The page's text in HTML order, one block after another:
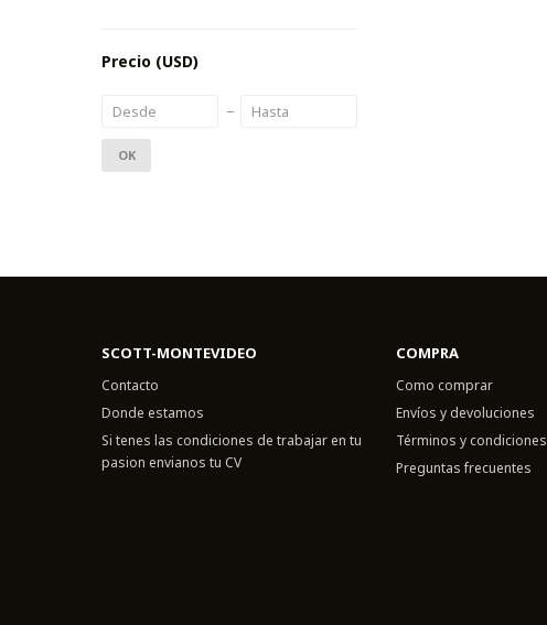
Precio (USD)
OK
SCOTT-MONTEVIDEO
Contacto
Donde estamos
Si tenes las condiciones de trabajar en tu
pasion envianos tu CV
COMPRA
Como comprar
Envíos y devoluciones
Términos y condiciones
Preguntas frecuentes